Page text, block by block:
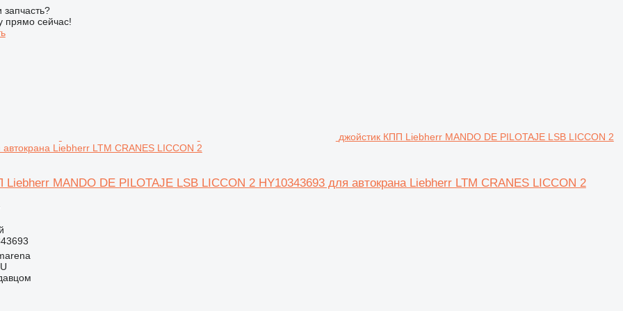
прямо сейчас!
джойстик КПП Liebherr MANDO DE PILOTAJE LSB LICCON 2
Liebherr LTM CRANES LICCON 2
MANDO DE PILOTAJE LSB LICCON 2 HY10343693 для автокрана Liebherr LTM CRANES LICCON 2